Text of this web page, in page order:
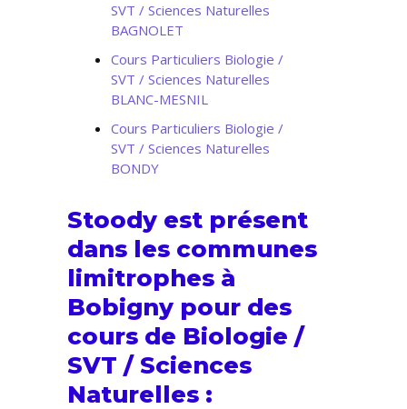
SVT / Sciences Naturelles
BAGNOLET
Cours Particuliers Biologie /
SVT / Sciences Naturelles
BLANC-MESNIL
Cours Particuliers Biologie /
SVT / Sciences Naturelles
BONDY
Stoody est présent
dans les communes
limitrophes à
Bobigny pour des
cours de Biologie /
SVT / Sciences
Naturelles :